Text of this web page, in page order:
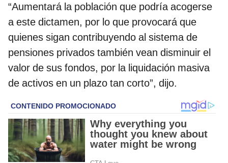
“Aumentará la población que podría acogerse
a este dictamen, por lo que provocará que
quienes sigan contribuyendo al sistema de
pensiones privados también vean disminuir el
valor de sus fondos, por la liquidación masiva
de activos en un plazo tan corto”, dijo.